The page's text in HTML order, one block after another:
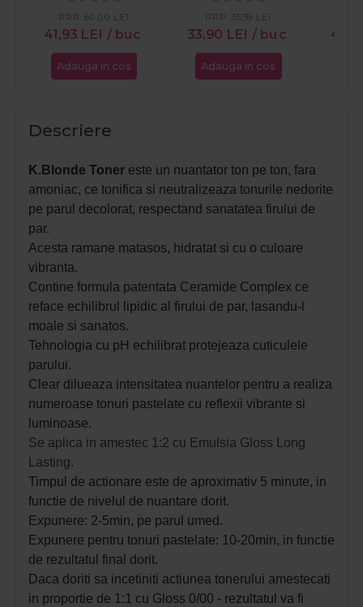
41,93 LEI / buc
PRP:60,00 LEI
Adauga in cos
33,90 LEI / buc
PRP: 35,59 LEI
Adauga in cos
Descriere
K.Blonde Toner este un nuantator ton pe ton, fara
amoniac, ce tonifica si neutralizeaza tonurile nedorite
pe parul decolorat, respectand sanatatea firului de
par.
Acesta ramane matasos, hidratat si cu o culoare
vibranta.
Contine formula patentata Ceramide Complex ce
reface echilibrul lipidic al firului de par, lasandu-l
moale si sanatos.
Tehnologia cu pH echilibrat protejeaza cuticulele
parului.
Clear dilueaza intensitatea nuantelor pentru a realiza
numeroase tonuri pastelate cu reflexii vibrante si
luminoase.
Se aplica in amestec 1:2 cu Emulsia Gloss Long
Lasting.
Timpul de actionare este de aproximativ 5 minute, in
functie de nivelul de nuantare dorit.
Expunere: 2-5min, pe parul umed.
Expunere pentru tonuri pastelate: 10-20min, in functie
de rezultatul final dorit.
Daca doriti sa incetiniti actiunea tonerului amestecati
in proportie de 1:1 cu Gloss 0/00 - rezultatul va fi